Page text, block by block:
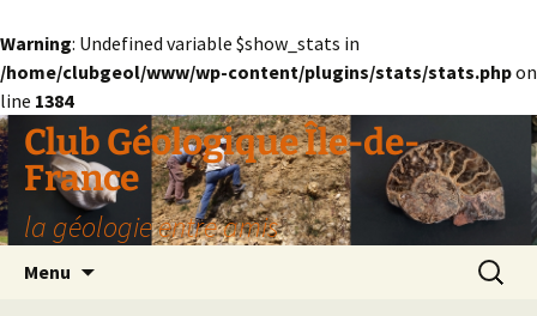
Warning: Undefined variable $show_stats in
/home/clubgeol/www/wp-content/plugins/stats/stats.phpon
line 1384
Aller
au
contenu
Club Géologique Île-de-
France
la géologie entre amis
Menu